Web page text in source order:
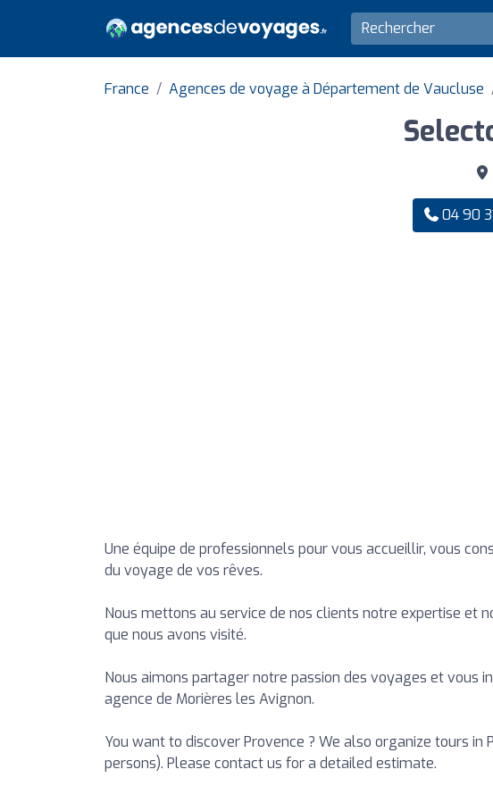
France Agences de voyage à Département de Vaucluse
04 90
Une équipe de professionnels pour vous accueillir, vous
du voyage de vos rêves.
Nous mettons au service de nos clients notre expertise et
que nous avons visité.
Nous aimons partager notre passion des voyages et vous
agence de Morières les Avignon.
You want to discover Provence ? We also organize tours in
persons). Please contact us for a detailed estimate.